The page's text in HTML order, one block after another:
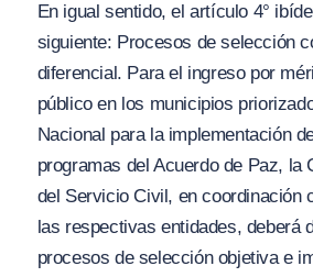
En igual sentido, el artículo 4°
siguiente: Procesos de selección
diferencial. Para el ingreso por
público en los municipios
Nacional para la implementación
programas del Acuerdo de Paz, la
del Servicio Civil, en coordinación
las respectivas entidades, deberá
procesos de selección objetiva e